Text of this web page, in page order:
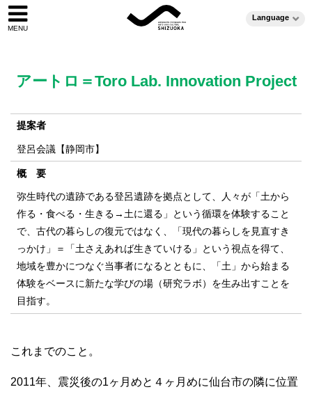
Language
アートロ＝Toro Lab. Innovation Project
提案者
登呂会議【静岡市】
概 要
弥生時代の遺跡である登呂遺跡を拠点として、人々が「土から
作る・食べる・生きる→土に還る」という循環を体験すること
で、古代の暮らしの復元ではなく、「現代の暮らしを見直すき
っかけ」＝「土さえあれば生きていける」という視点を得て、
地域を豊かにつなぐ当事者になるとともに、「土」から始まる
体験をベースに新たな学びの場（研究ラボ）を生み出すことを
目指す。
これまでのこと。
2011年、震災後の1ヶ月めと４ヶ月めに仙台市の隣に位置